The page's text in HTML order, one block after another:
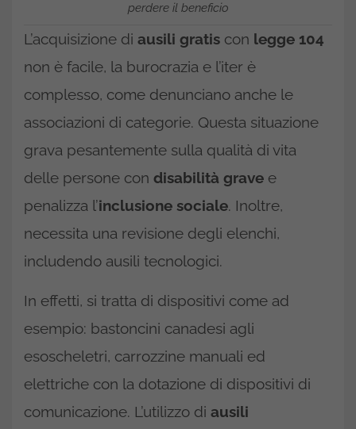
perdere il beneficio
L’acquisizione di ausili gratis con legge 104
non è facile, la burocrazia e l’iter è
complesso, come denunciano anche le
associazioni di categorie. Questa situazione
grava pesantemente sulla qualità di vita
delle persone con disabilità grave e
penalizza l’inclusione sociale. Inoltre,
necessita una revisione degli elenchi,
includendo ausili tecnologici.
In effetti, si tratta di dispositivi come ad
esempio: bastoncini canadesi agli
esoscheletri, carrozzine manuali ed
elettriche con la dotazione di dispositivi di
comunicazione. L’utilizzo di ausili